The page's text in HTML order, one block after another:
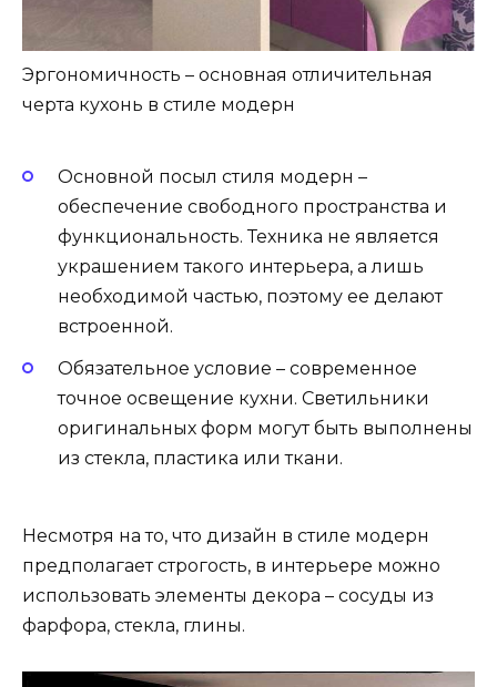
Эргономичность – основная отличительная
черта кухонь в стиле модерн
Основной посыл стиля модерн –
обеспечение свободного пространства и
функциональность. Техника не является
украшением такого интерьера, а лишь
необходимой частью, поэтому ее делают
встроенной.
Обязательное условие – современное
точное освещение кухни. Светильники
оригинальных форм могут быть выполнены
из стекла, пластика или ткани.
Несмотря на то, что дизайн в стиле модерн
предполагает строгость, в интерьере можно
использовать элементы декора – сосуды из
фарфора, стекла, глины.